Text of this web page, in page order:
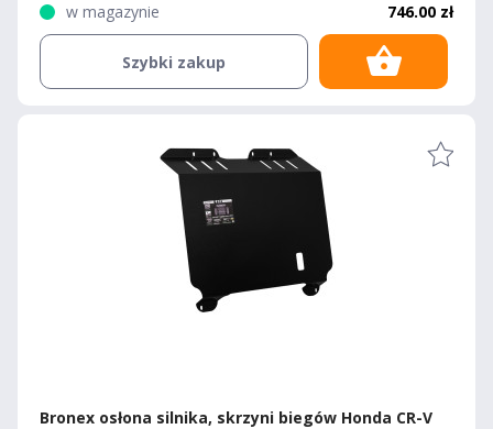
w magazynie
746.00 zł
Szybki zakup
Bronex osłona silnika, skrzyni biegów Honda CR-V